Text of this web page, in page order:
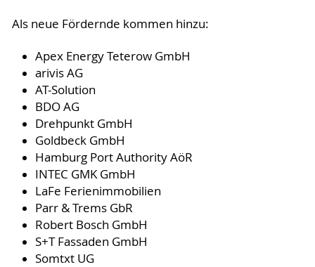
Als neue Fördernde kommen hinzu:
Apex Energy Teterow GmbH
arivis AG
AT-Solution
BDO AG
Drehpunkt GmbH
Goldbeck GmbH
Hamburg Port Authority AöR
INTEC GMK GmbH
LaFe Ferienimmobilien
Parr & Trems GbR
Robert Bosch GmbH
S+T Fassaden GmbH
Somtxt UG